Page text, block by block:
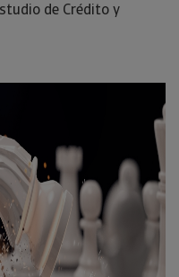
de Crédito y